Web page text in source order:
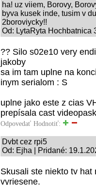
ha! uz viiem, Borovy,
byva kusek inde, tusim v
2boroviycky!!
Od: LytaRyta Hochbatnica
?? Silo s02e10 very
jakoby
sa im tam uplne na
inym serialom : S
uplne jako este z cias
prepísala cast
Odpovedať Hodnotiť:
Dvbt cez rpi5
Od: Ejha | Pridané:
Skusali ste niekto tv
vyriesene.